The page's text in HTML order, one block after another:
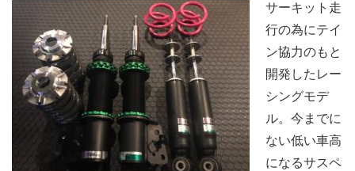
サーキット走
行の為にテイ
ン協力のもと
開発したレー
シングモデ
ル。今までに
ない低い車高
になるサスペ